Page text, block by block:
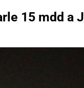
15 mdd a